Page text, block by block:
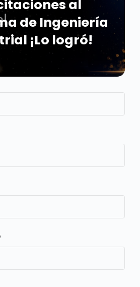
al
de Ingeniería
¡Lo logró!